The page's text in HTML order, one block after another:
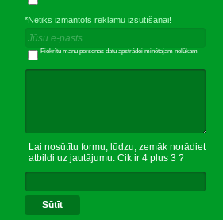
*Netiks izmantots reklāmu izsūtīšanai!
Piekrītu manu personas datu apstrādei minētajam nolūkam
Lai nosūtītu formu, lūdzu, zemāk norādiet
atbildi uz jautājumu: Cik ir 4 plus 3 ?
Sūtīt